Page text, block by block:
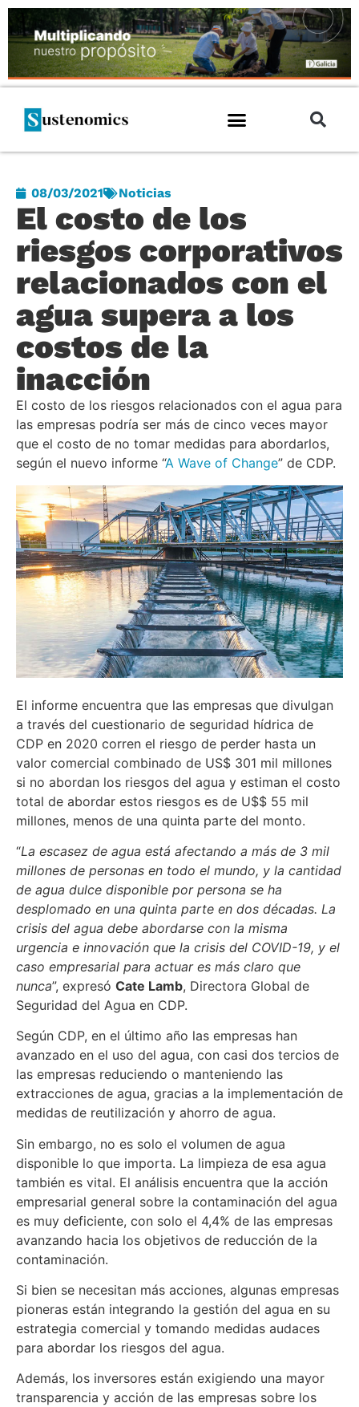
08/03/2021 Noticias
El costo de los
riesgos corporativos
relacionados con el
agua supera a los
costos de la
inacción
El costo de los riesgos relacionados con el agua para
las empresas podría ser más de cinco veces mayor
que el costo de no tomar medidas para abordarlos,
según el nuevo informe “A Wave of Change” de CDP.
El informe encuentra que las empresas que divulgan
a través del cuestionario de seguridad hídrica de
CDP en 2020 corren el riesgo de perder hasta un
valor comercial combinado de US$ 301 mil millones
si no abordan los riesgos del agua y estiman el costo
total de abordar estos riesgos es de U$$ 55 mil
millones, menos de una quinta parte del monto.
“La escasez de agua está afectando a más de 3 mil
millones de personas en todo el mundo, y la cantidad
de agua dulce disponible por persona se ha
desplomado en una quinta parte en dos décadas. La
crisis del agua debe abordarse con la misma
urgencia e innovación que la crisis del COVID-19, y el
caso empresarial para actuar es más claro que
nunca”, expresó Cate Lamb, Directora Global de
Seguridad del Agua en CDP.
Según CDP, en el último año las empresas han
avanzado en el uso del agua, con casi dos tercios de
las empresas reduciendo o manteniendo las
extracciones de agua, gracias a la implementación de
medidas de reutilización y ahorro de agua.
Sin embargo, no es solo el volumen de agua
disponible lo que importa. La limpieza de esa agua
también es vital. El análisis encuentra que la acción
empresarial general sobre la contaminación del agua
es muy deficiente, con solo el 4,4% de las empresas
avanzando hacia los objetivos de reducción de la
contaminación.
Si bien se necesitan más acciones, algunas empresas
pioneras están integrando la gestión del agua en su
estrategia comercial y tomando medidas audaces
para abordar los riesgos del agua.
Además, los inversores están exigiendo una mayor
transparencia y acción de las empresas sobre los